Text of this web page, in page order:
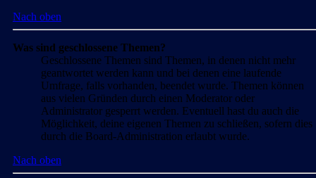
Nach oben
Was sind geschlossene Themen?
Geschlossene Themen sind Themen, in denen nicht mehr
geantwortet werden kann und bei denen eine laufende
Umfrage, falls vorhanden, beendet wurde. Themen können
aus vielen Gründen durch einen Moderator oder
Administrator gesperrt werden. Eventuell hast du auch die
Möglichkeit, deine eigenen Themen zu schließen, sofern dies
durch die Board-Administration erlaubt wurde.
Nach oben